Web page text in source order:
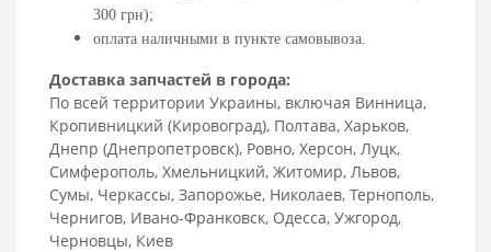
300 грн);
оплата наличными в пункте самовывоза.
Доставка запчастей в города:
По всей территории Украины, включая Винница,
Кропивницкий (Кировоград), Полтава, Харьков,
Днепр (Днепропетровск), Ровно, Херсон, Луцк,
Симферополь, Хмельницкий, Житомир, Львов,
Сумы, Черкассы, Запорожье, Николаев, Тернополь,
Чернигов, Ивано-Франковск, Одесса, Ужгород,
Черновцы, Киев